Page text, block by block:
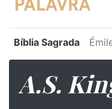
Bíblia Sagrada
A.S.